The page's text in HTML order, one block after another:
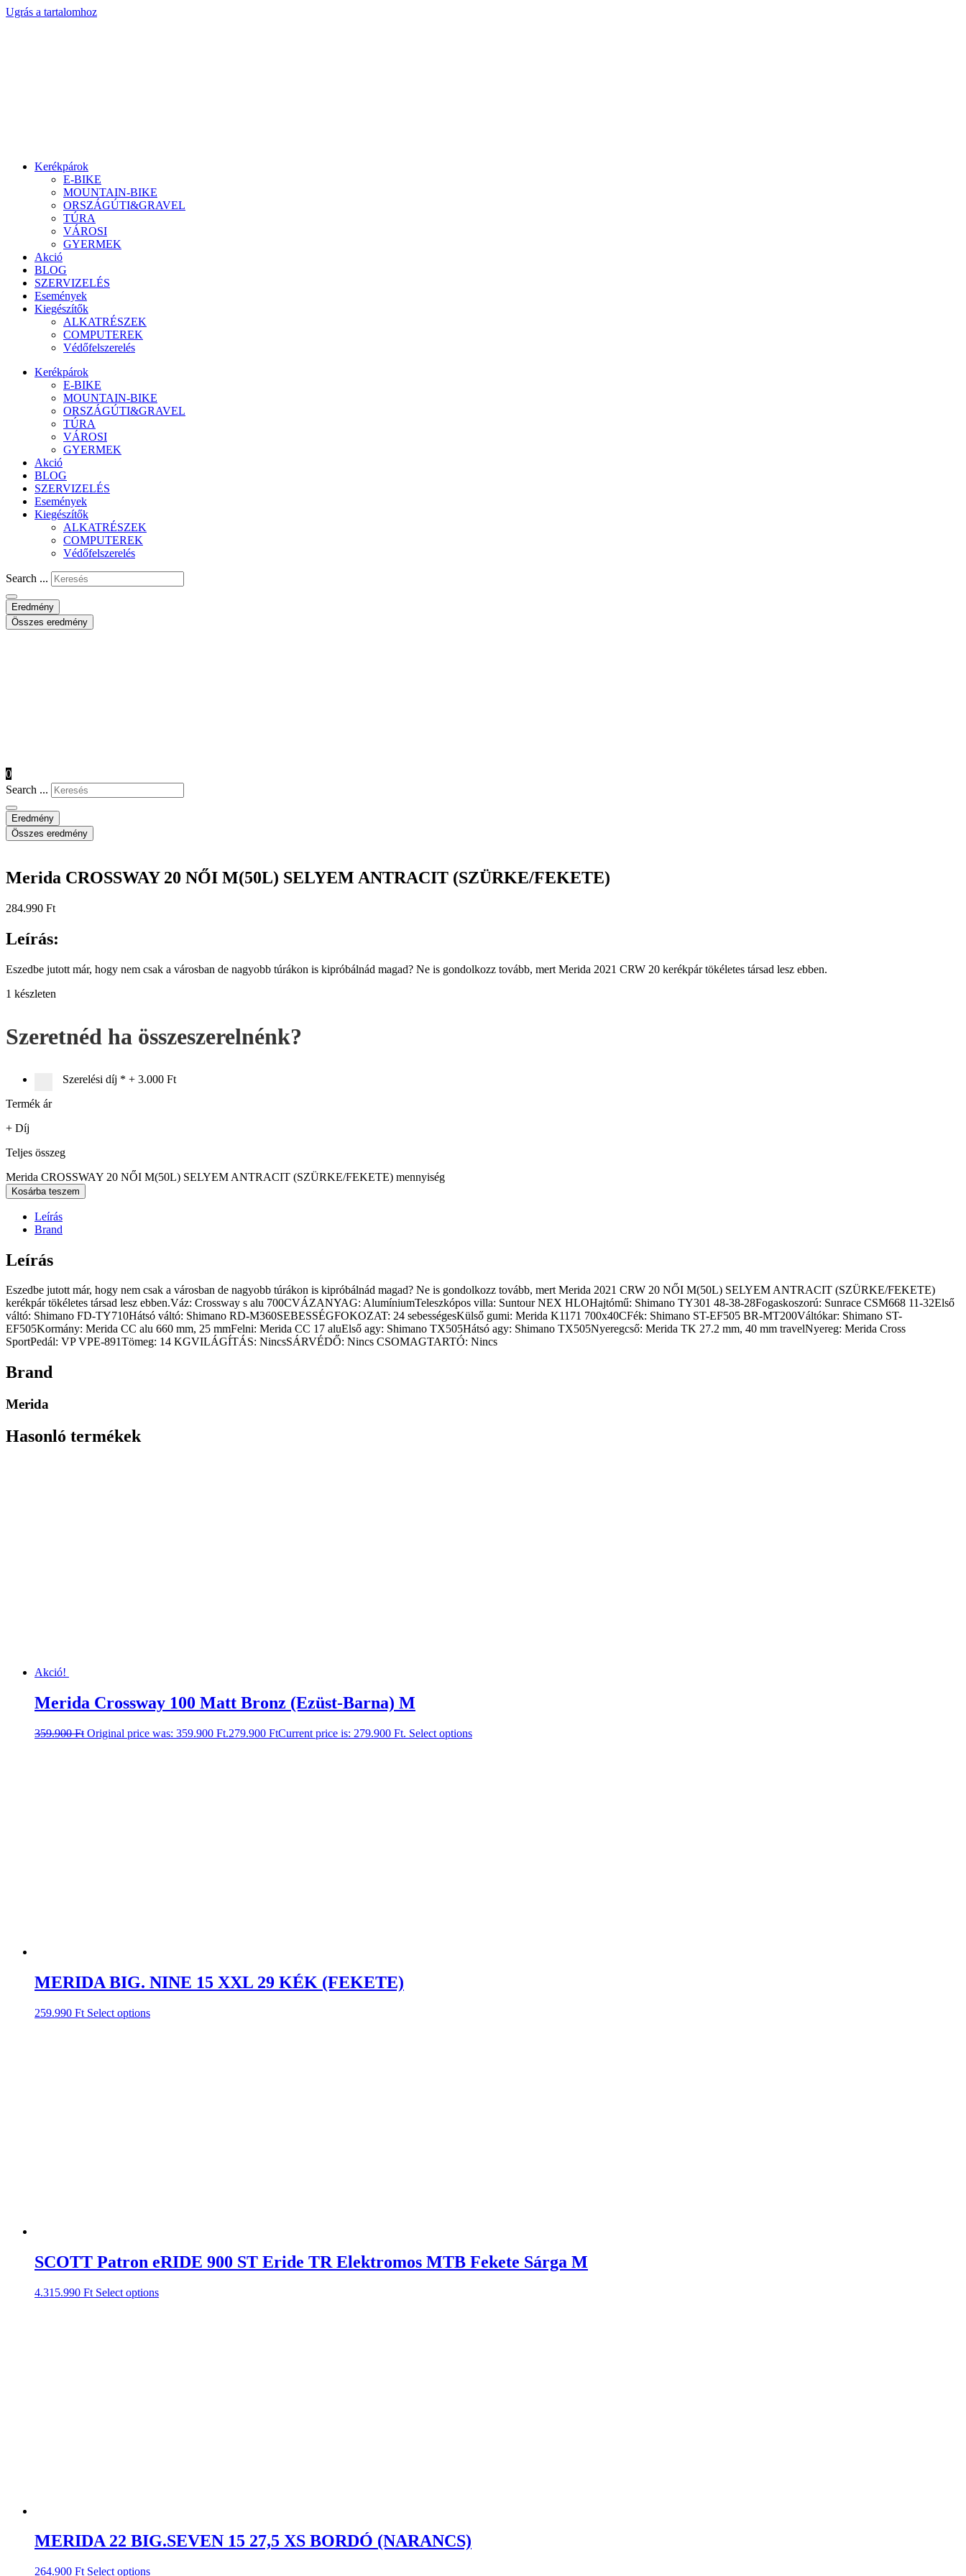
Ugrás a tartalomhoz
Kerékpárok
E-BIKE
MOUNTAIN-BIKE
ORSZÁGÚTI&GRAVEL
TÚRA
VÁROSI
GYERMEK
Akció
BLOG
SZERVIZELÉS
Események
Kiegészítők
ALKATRÉSZEK
COMPUTEREK
Védőfelszerelés
Kerékpárok
E-BIKE
MOUNTAIN-BIKE
ORSZÁGÚTI&GRAVEL
TÚRA
VÁROSI
GYERMEK
Akció
BLOG
SZERVIZELÉS
Események
Kiegészítők
ALKATRÉSZEK
COMPUTEREK
Védőfelszerelés
Search ...
Eredmény
Összes eredmény
0
Search ...
Eredmény
Összes eredmény
Merida CROSSWAY 20 NŐI M(50L) SELYEM ANTRACIT (SZÜRKE/FEKETE)
284.990 Ft
Leírás:
Eszedbe jutott már, hogy nem csak a városban de nagyobb túrákon is kipróbálnád magad? Ne is gondolkozz tovább, mert Merida 2021 CRW 20 kerékpár tökéletes társad lesz ebben.
1 készleten
Szeretnéd ha összeszerelnénk?
Szerelési díj * + 3.000 Ft
Termék ár
+ Díj
Teljes összeg
Merida CROSSWAY 20 NŐI M(50L) SELYEM ANTRACIT (SZÜRKE/FEKETE) mennyiség
Kosárba teszem
Leírás
Brand
Leírás
Eszedbe jutott már, hogy nem csak a városban de nagyobb túrákon is kipróbálnád magad? Ne is gondolkozz tovább, mert Merida 2021 CRW 20 NŐI M(50L) SELYEM ANTRACIT (SZÜRKE/FEKETE)
kerékpár tökéletes társad lesz ebben.Váz: Crossway s alu 700CVÁZANYAG: AlumíniumTeleszkópos villa: Suntour NEX HLOHajtómű: Shimano TY301 48-38-28Fogaskoszorú: Sunrace CSM668 11-32Első
váltó: Shimano FD-TY710Hátsó váltó: Shimano RD-M360SEBESSÉGFOKOZAT: 24 sebességesKülső gumi: Merida K1171 700x40CFék: Shimano ST-EF505 BR-MT200Váltókar: Shimano ST-
EF505Kormány: Merida CC alu 660 mm, 25 mmFelni: Merida CC 17 aluElső agy: Shimano TX505Hátsó agy: Shimano TX505Nyeregcső: Merida TK 27.2 mm, 40 mm travelNyereg: Merida Cross
SportPedál: VP VPE-891Tömeg: 14 KGVILÁGÍTÁS: NincsSÁRVÉDŐ: Nincs CSOMAGTARTÓ: Nincs
Brand
Merida
Hasonló termékek
Akció!
Merida Crossway 100 Matt Bronz (Ezüst-Barna) M
359.900Ft Original price was: 359.900 Ft.279.900 FtCurrent price is: 279.900 Ft. Select options
MERIDA BIG. NINE 15 XXL 29 KÉK (FEKETE)
259.990 Ft Select options
SCOTT Patron eRIDE 900 ST Eride TR Elektromos MTB Fekete Sárga M
4.315.990 Ft Select options
MERIDA 22 BIG.SEVEN 15 27,5 XS BORDÓ (NARANCS)
264.900 Ft Select options